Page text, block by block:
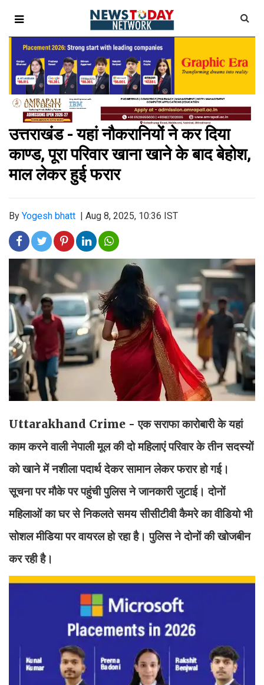
उत्तराखंड - यहां नौकरानियों ने कर दिया
काण्ड, पूरा परिवार खाना खाने के बाद बेहोश,
माल लेकर हुई फरार
By Yogesh bhatt Aug 8, 2025, 10:36 IST
Uttarakhand Crime - एक सराफा कारोबारी के यहां
काम करने वाली नेपाली मूल की दो महिलाएं परिवार के तीन सदस्यों
को खाने में नशीला पदार्थ देकर सामान लेकर फरार हो गई।
सूचना पर मौके पर पहुंची पुलिस ने जानकारी जुटाई। दोनों
महिलाओं का घर से निकलते समय सीसीटीवी कैमरे का वीडियो भी
सोशल मीडिया पर वायरल हो रहा है। पुलिस ने दोनों की खोजबीन
कर रही है।